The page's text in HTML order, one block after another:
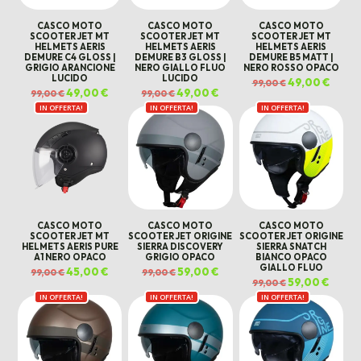
CASCO MOTO
SCOOTER JET MT
HELMETS AERIS
DEMURE C4 GLOSS |
GRIGIO ARANCIONE
LUCIDO
99,00€Il
prezzo
originale
era:
99,00 €.
49,00€
attuale
49,00 €.
CASCO MOTO
SCOOTER JET MT
HELMETS AERIS
DEMURE B3 GLOSS |
NERO GIALLO FLUO
LUCIDO
99,00€Il
prezzo
originale
era:
49,00€
attuale
49,00 €.
CASCO MOTO
SCOOTER JET MT
HELMETS AERIS
DEMURE B5 MATT |
NERO ROSSO OPACO
99,00€Il
prezzo
era:
99,00 €.
49,00€Il
è:
49,00
IN OFFERTA!
CASCO MOTO
SCOOTER JET MT
HELMETS AERIS PURE
A1 NERO OPACO
99,00€Il
prezzo
era:
99,00 €.
45,00€
è:
45,00 €.
IN OFFERTA!
CASCO MOTO
SCOOTER JET ORIGINE
SIERRA DISCOVERY
GRIGIO OPACO
99,00€ Il
prezzo
era:
99,00 €.
59,00€Il
prezzo
attuale
è:
59,00 €.
IN OFFERTA!
CASCO MOTO
SCOOTER JET ORIGINE
SIERRA SNATCH
BIANCO OPACO
GIALLO FLUO
99,00€ Il
prezzo
originale
era:
99,00 €.
59,00€
59,00
IN OFFERTA! IN OFFERTA! IN OFFERTA!